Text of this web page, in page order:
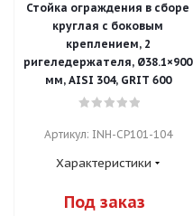
Стойка ограждения в сборе
круглая с боковым
креплением, 2
ригеледержателя, Ø38.1×900
мм, AISI 304, GRIT 600
Артикул: INH-CP101-104
Характеристики
Под заказ